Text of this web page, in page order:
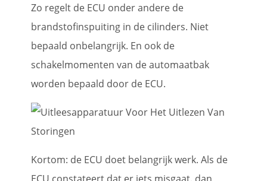
Zo regelt de ECU onder andere de
brandstofinspuiting in de cilinders. Niet
bepaald onbelangrijk. En ook de
schakelmomenten van de automaatbak
worden bepaald door de ECU.
Kortom: de ECU doet belangrijk werk. Als de